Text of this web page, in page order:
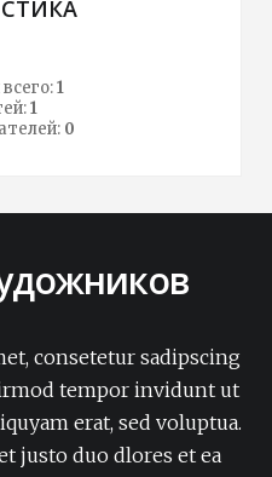
1
1
0
consetetur sadipscing
tempor invidunt ut
erat, sed voluptua.
justo duo dlores et ea